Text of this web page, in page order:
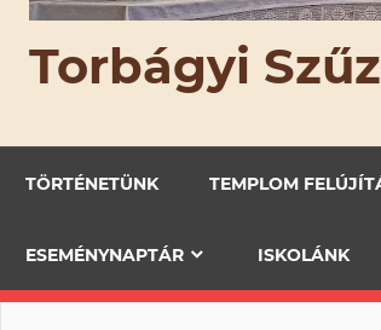
Torbágyi
TÖRTÉNETÜNK TEMPLOM
ESEMÉNYNAPTÁR ISKOLÁNK